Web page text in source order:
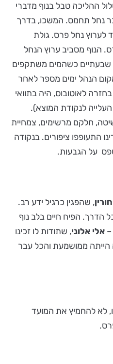
ההליכה טבל בנוף מדברי
נחל תחמס. המשכו, בדרך
לערוץ נחל פרס. גולת
הנוף מסביב ערוץ הנחל
שבעתיים כשהמים משתקפים
הנהל ימים מספר לאחר
לאוטובוס, היה בתוואי
לנקודת המוצא).
חלקם מרשימים, צמחיית
התעופפו ציפורים. בנקודה
על הגבעות.
, שהפגין כרגיל ידע רב.
הדרך. הפיח חיים בלב נוף
– אלי אלוני, שתודות לו זכינו
הייתה ממושמעת והכל עבר
לא להחמיץ את המועד